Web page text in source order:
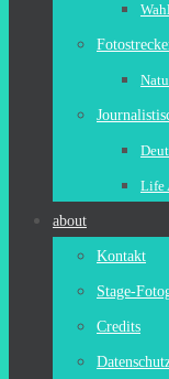
Life
about
Kontakt
Stage-
Credits